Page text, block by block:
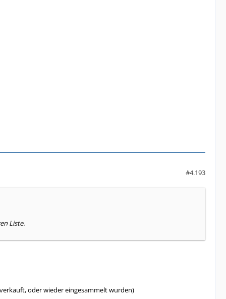
#4.193
Liste.
oder wieder eingesammelt wurden)